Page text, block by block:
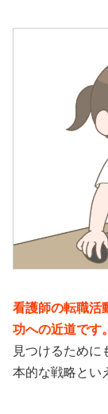
看護師の転職活
功への近道です。
見つけるために
本的な戦略とい